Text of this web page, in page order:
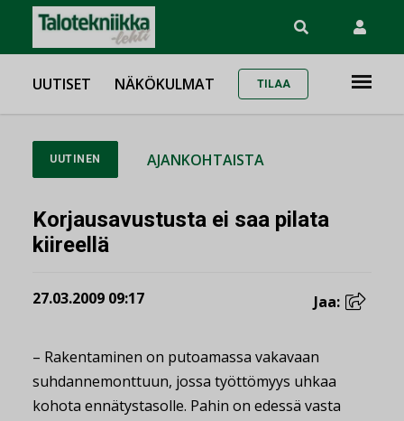
UUTISET NÄKÖKULMAT TILAA
UUTINEN AJANKOHTAISTA
Korjausavustusta ei saa pilata
kiireellä
27.03.2009 09:17 Jaa:
– Rakentaminen on putoamassa vakavaan
suhdannemonttuun, jossa työttömyys uhkaa
kohota ennätystasolle. Pahin on edessä vasta